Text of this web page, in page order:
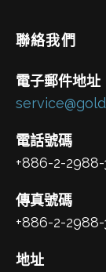
聯絡我們
電子郵件地址
電話號碼
+886-2-2988-
傳真號碼
+886-2-2988-
地址